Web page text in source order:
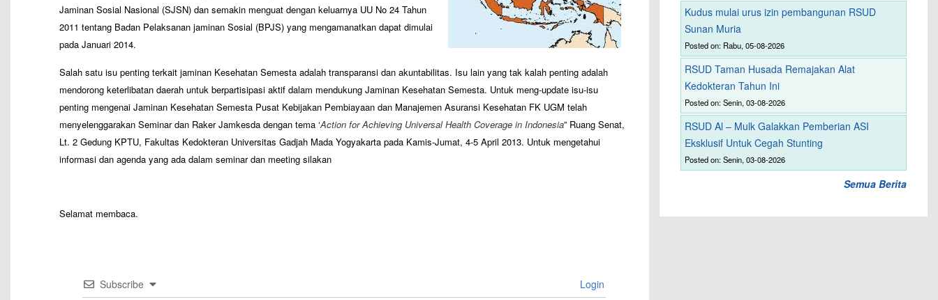
Jaminan Sosial Nasional (SJSN) dan semakin menguat dengan keluarnya UU No 24 Tahun
2011 tentang Badan Pelaksanan jaminan Sosial (BPJS) yang mengamanatkan dapat dimulai
pada Januari 2014.
Salah satu isu penting terkait jaminan Kesehatan Semesta adalah transparansi dan akuntabilitas. Isu lain yang tak kalah penting adalah
mendorong keterlibatan daerah untuk berpartisipasi aktif dalam mendukung Jaminan Kesehatan Semesta. Untuk meng-update isu-isu
penting mengenai Jaminan Kesehatan Semesta Pusat Kebijakan Pembiayaan dan Manajemen Asuransi Kesehatan FK UGM telah
menyelenggarakan Seminar dan Raker Jamkesda dengan tema ‘Action for Achieving Universal Health Coverage in Indonesia” Ruang Senat,
Lt. 2 Gedung KPTU, Fakultas Kedokteran Universitas Gadjah Mada Yogyakarta pada Kamis-Jumat, 4-5 April 2013. Untuk mengetahui
informasi dan agenda yang ada dalam seminar dan meeting silakan
Selamat membaca.
Subscribe Login
Kudus mulai urus izin pembangunan RSUD
Sunan Muria
Posted on: Rabu, 05-08-2026
RSUD Taman Husada Remajakan Alat
Kedokteran Tahun Ini
Posted on: Senin, 03-08-2026
RSUD Al – Mulk Galakkan Pemberian ASI
Eksklusif Untuk Cegah Stunting
Posted on: Senin, 03-08-2026
Semua Berita